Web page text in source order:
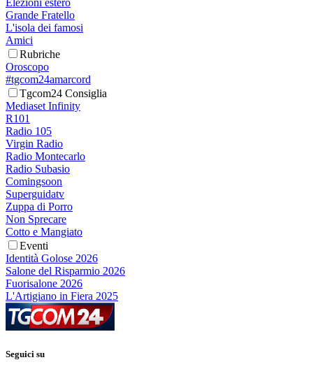
Elezioni estero
Grande Fratello
L'isola dei famosi
Amici
Rubriche
Oroscopo
#tgcom24amarcord
Tgcom24 Consiglia
Mediaset Infinity
R101
Radio 105
Virgin Radio
Radio Montecarlo
Radio Subasio
Comingsoon
Superguidatv
Zuppa di Porro
Non Sprecare
Cotto e Mangiato
Eventi
Identità Golose 2026
Salone del Risparmio 2026
Fuorisalone 2026
L'Artigiano in Fiera 2025
Seguici su